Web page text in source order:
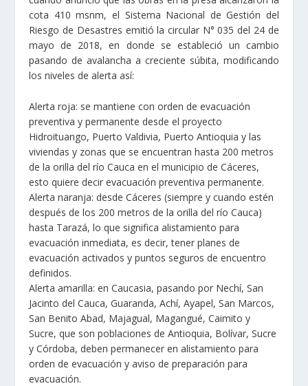
cota 410 msnm, el Sistema Nacional de Gestión del
Riesgo de Desastres emitió la circular N° 035 del 24 de
mayo de 2018, en donde se estableció un cambio
pasando de avalancha a creciente súbita, modificando
los niveles de alerta así:
Alerta roja: se mantiene con orden de evacuación
preventiva y permanente desde el proyecto
Hidroituango, Puerto Valdivia, Puerto Antioquia y las
viviendas y zonas que se encuentran hasta 200 metros
de la orilla del río Cauca en el municipio de Cáceres,
esto quiere decir evacuación preventiva permanente.
Alerta naranja: desde Cáceres (siempre y cuando estén
después de los 200 metros de la orilla del río Cauca)
hasta Tarazá, lo que significa alistamiento para
evacuación inmediata, es decir, tener planes de
evacuación activados y puntos seguros de encuentro
definidos.
Alerta amarilla: en Caucasia, pasando por Nechí, San
Jacinto del Cauca, Guaranda, Achí, Ayapel, San Marcos,
San Benito Abad, Majagual, Magangué, Caimito y
Sucre, que son poblaciones de Antioquia, Bolívar, Sucre
y Córdoba, deben permanecer en alistamiento para
orden de evacuación y aviso de preparación para
evacuación.